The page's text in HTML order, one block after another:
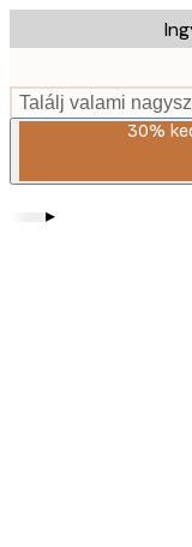
to
content.
Találj valami
30%
▸